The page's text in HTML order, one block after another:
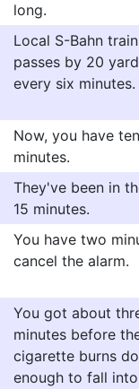
long.
Local S-Bahn train
passes by 20
every six minutes.
Now, you have ten
minutes.
They've been in
15 minutes.
You have two
cancel the alarm.
You got about
minutes before
cigarette burns
enough to fall